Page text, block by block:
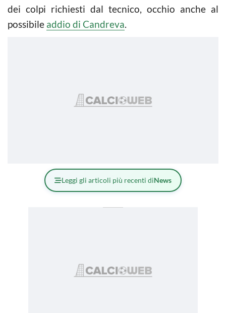
dei colpi richiesti dal tecnico, occhio anche al
possibile addio di Candreva.
Leggi gli articoli più recenti diNews